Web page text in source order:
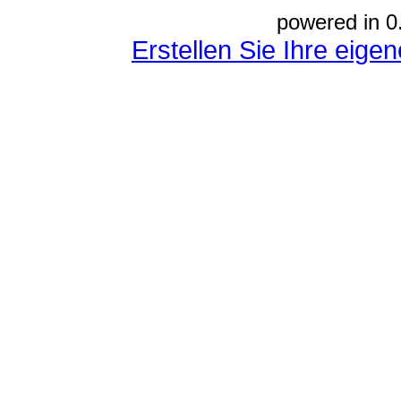
powered in
Erstellen Sie Ihre